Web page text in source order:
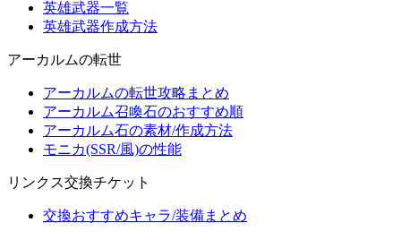
英雄武器一覧
英雄武器作成方法
アーカルムの転世
アーカルムの転世攻略まとめ
アーカルム召喚石のおすすめ順
アーカルム石の素材/作成方法
モニカ(SSR/風)の性能
リンクス交換チケット
交換おすすめキャラ/装備まとめ